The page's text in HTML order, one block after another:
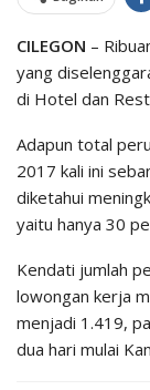
CILEGON –
yang
di Hotel dan
Adapun total
2017 kali ini
diketahui
yaitu hanya 30
Kendati jumlah
lowongan kerja
menjadi 1.419,
dua hari mulai